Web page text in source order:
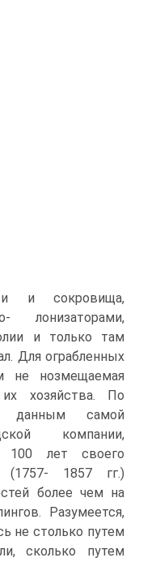
и сокровища,
лонизаторами,
и только там
Для ограбленных
не нозмещаемая
хозяйства. По
данным самой
компании,
100 лет своего
1857 гг.)
более чем на
Разумеется,
не столько путем
сколько путем